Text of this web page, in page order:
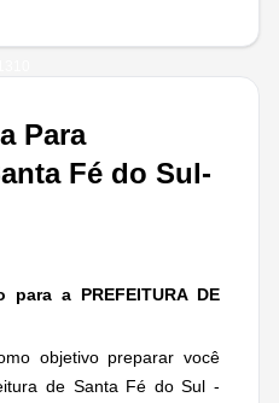
Para
Fé do Sul-
para a PREFEITURA DE
objetivo preparar você
de Santa Fé do Sul -